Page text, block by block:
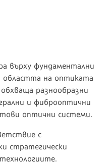
върху фундаментални
областта на оптиката
разнообразни
и фиброоптични
оптични системи.
с
стратегически